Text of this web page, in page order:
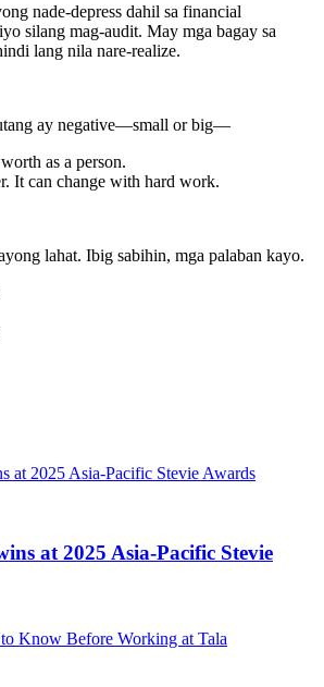
nade-depress dahil sa financial
silang mag-audit. May mga bagay sa
lang nila nare-realize.
ay negative—small or big—
as a person.
It can change with hard work.
lahat. Ibig sabihin, mga palaban kayo.
at 2025 Asia-Pacific Stevie